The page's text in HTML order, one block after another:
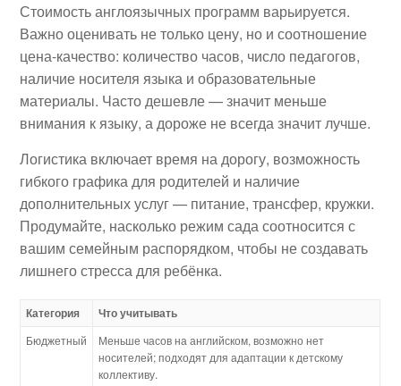
Стоимость англоязычных программ варьируется.
Важно оценивать не только цену, но и соотношение
цена-качество: количество часов, число педагогов,
наличие носителя языка и образовательные
материалы. Часто дешевле — значит меньше
внимания к языку, а дороже не всегда значит лучше.
Логистика включает время на дорогу, возможность
гибкого графика для родителей и наличие
дополнительных услуг — питание, трансфер, кружки.
Продумайте, насколько режим сада соотносится с
вашим семейным распорядком, чтобы не создавать
лишнего стресса для ребёнка.
Категория Что учитывать
Бюджетный
Меньше часов на английском, возможно нет
носителей; подходят для адаптации к детскому
коллективу.